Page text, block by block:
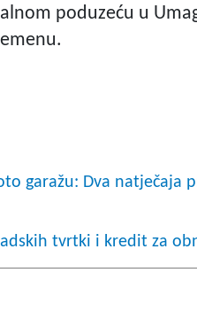
poduzeću u
garažu: Dva natječaja
tvrtki i kredit za